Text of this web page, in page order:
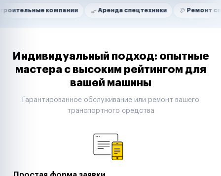
Нам доверяют
компании Аренда спецтехники Ремонт
Маркетплейсы
Таксопарки
Автодилеры
Строительные компании
Аренда спецтехники
Индивидуальный подход: опытные
мастера с высоким рейтингом для
вашей машины
Гарантированное обслуживание или ремонт вашего
транспортного средства